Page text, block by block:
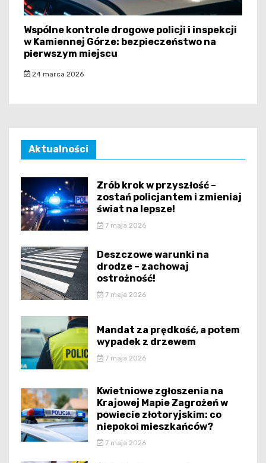
Wspólne kontrole drogowe policji i inspekcji
w Kamiennej Górze: bezpieczeństwo na
pierwszym miejscu
24 marca 2026
Aktualności
Zrób krok w przyszłość –
zostań policjantem i zmieniaj
świat na lepsze!
7 maja 2026
Deszczowe warunki na
drodze – zachowaj
ostrożność!
7 maja 2026
Mandat za prędkość, a potem
wypadek z drzewem
7 maja 2026
Kwietniowe zgłoszenia na
Krajowej Mapie Zagrożeń w
powiecie złotoryjskim: co
niepokoi mieszkańców?
7 maja 2026